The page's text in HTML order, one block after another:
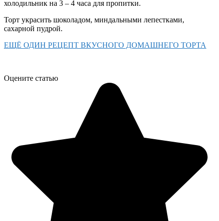
холодильник на 3 – 4 часа для пропитки.
Торт украсить шоколадом, миндальными лепестками,
сахарной пудрой.
ЕЩЁ ОДИН РЕЦЕПТ ВКУСНОГО ДОМАШНЕГО ТОРТА
Оцените статью